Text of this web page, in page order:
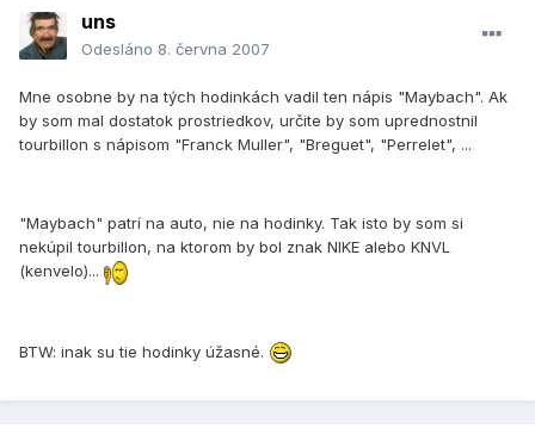
uns
Odesláno 8. června 2007
Mne osobne by na tých hodinkách vadil ten nápis "Maybach". Ak
by som mal dostatok prostriedkov, určite by som uprednostnil
tourbillon s nápisom "Franck Muller", "Breguet", "Perrelet", ...
"Maybach" patrí na auto, nie na hodinky. Tak isto by som si
nekúpil tourbillon, na ktorom by bol znak NIKE alebo KNVL
(kenvelo)...
BTW: inak su tie hodinky úžasné.